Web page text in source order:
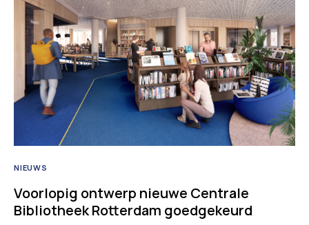
NIEUWS
Voorlopig ontwerp nieuwe Centrale
Bibliotheek Rotterdam goedgekeurd